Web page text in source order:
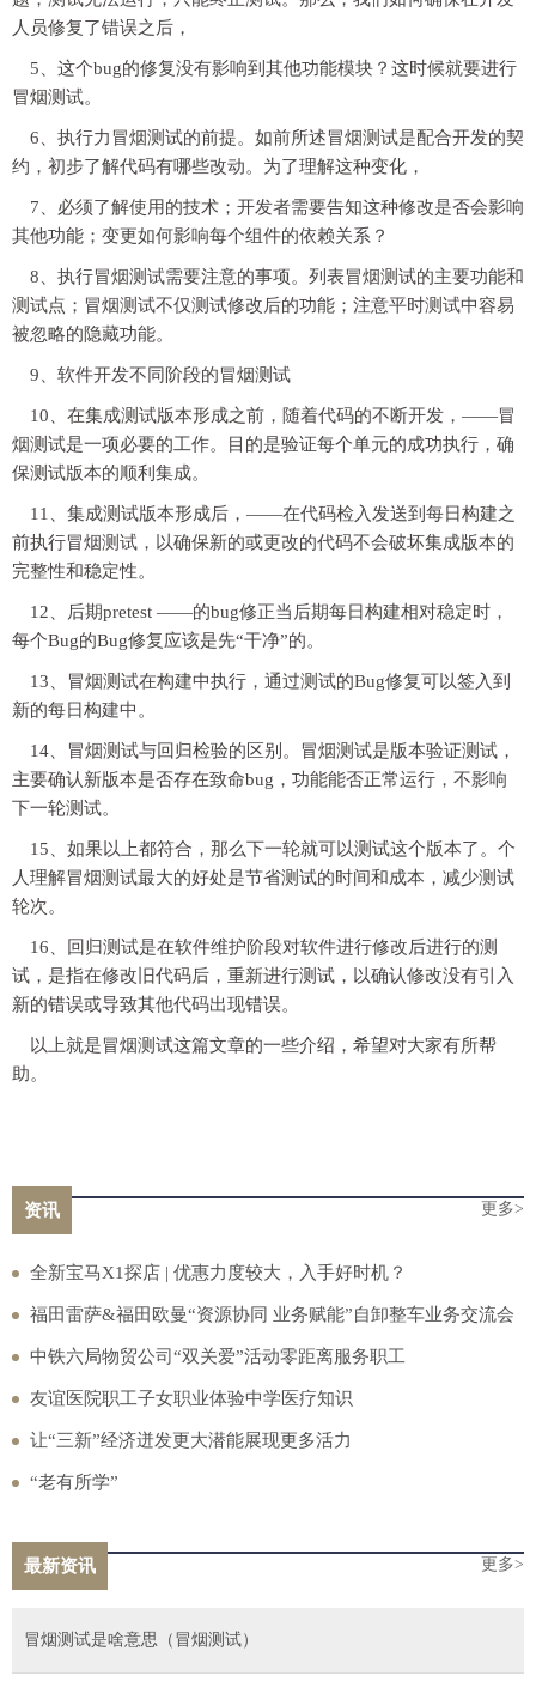
人员修复了错误之后，
5、这个bug的修复没有影响到其他功能模块？这时候就要进行
冒烟测试。
6、执行力冒烟测试的前提。如前所述冒烟测试是配合开发的契
约，初步了解代码有哪些改动。为了理解这种变化，
7、必须了解使用的技术；开发者需要告知这种修改是否会影响
其他功能；变更如何影响每个组件的依赖关系？
8、执行冒烟测试需要注意的事项。列表冒烟测试的主要功能和
测试点；冒烟测试不仅测试修改后的功能；注意平时测试中容易
被忽略的隐藏功能。
9、软件开发不同阶段的冒烟测试
10、在集成测试版本形成之前，随着代码的不断开发，——冒
烟测试是一项必要的工作。目的是验证每个单元的成功执行，确
保测试版本的顺利集成。
11、集成测试版本形成后，——在代码检入发送到每日构建之
前执行冒烟测试，以确保新的或更改的代码不会破坏集成版本的
完整性和稳定性。
12、后期pretest ——的bug修正当后期每日构建相对稳定时，
每个Bug的Bug修复应该是先“干净”的。
13、冒烟测试在构建中执行，通过测试的Bug修复可以签入到
新的每日构建中。
14、冒烟测试与回归检验的区别。冒烟测试是版本验证测试，
主要确认新版本是否存在致命bug，功能能否正常运行，不影响
下一轮测试。
15、如果以上都符合，那么下一轮就可以测试这个版本了。个
人理解冒烟测试最大的好处是节省测试的时间和成本，减少测试
轮次。
16、回归测试是在软件维护阶段对软件进行修改后进行的测
试，是指在修改旧代码后，重新进行测试，以确认修改没有引入
新的错误或导致其他代码出现错误。
以上就是冒烟测试这篇文章的一些介绍，希望对大家有所帮
助。
资讯 更多>
全新宝马X1探店 | 优惠力度较大，入手好时机？
福田雷萨&福田欧曼“资源协同 业务赋能”自卸整车业务交流会
圆满召开
中铁六局物贸公司“双关爱”活动零距离服务职工
友谊医院职工子女职业体验中学医疗知识
让“三新”经济迸发更大潜能展现更多活力
“老有所学”
最新资讯 更多>
冒烟测试是啥意思（冒烟测试）